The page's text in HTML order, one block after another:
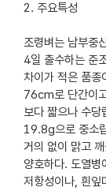
2. 주요특성
조령벼는 남부중
4일 출수하는 준
차이가 적은 품종
76cm로 단간이
보다 짧으나 수당
19.8g으로 중소
거의 없이 맑고
양호하다. 도열병
저항성이나, 흰잎